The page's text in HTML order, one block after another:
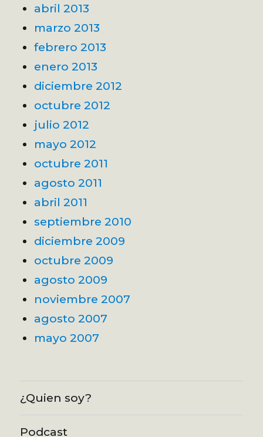
abril 2013
marzo 2013
febrero 2013
enero 2013
diciembre 2012
octubre 2012
julio 2012
mayo 2012
octubre 2011
agosto 2011
abril 2011
septiembre 2010
diciembre 2009
octubre 2009
agosto 2009
noviembre 2007
agosto 2007
mayo 2007
¿Quien soy?
Podcast